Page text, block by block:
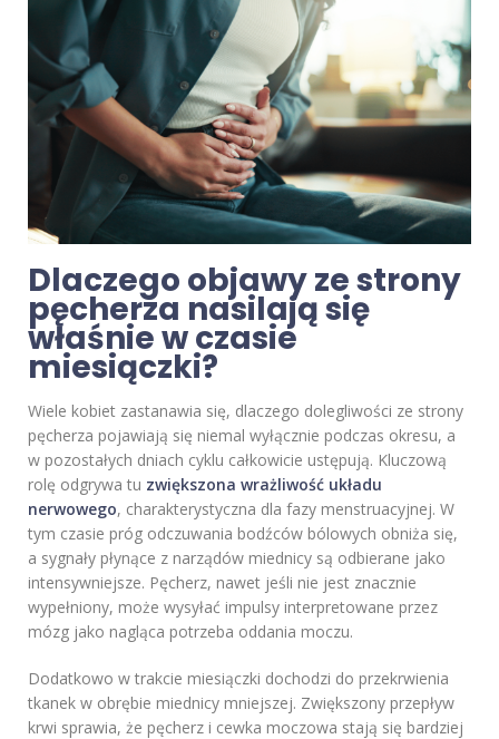
Dlaczego objawy ze strony
pęcherza nasilają się
właśnie w czasie
miesiączki?
Wiele kobiet zastanawia się, dlaczego dolegliwości ze strony
pęcherza pojawiają się niemal wyłącznie podczas okresu, a
w pozostałych dniach cyklu całkowicie ustępują. Kluczową
rolę odgrywa tu zwiększona wrażliwość układu
nerwowego, charakterystyczna dla fazy menstruacyjnej. W
tym czasie próg odczuwania bodźców bólowych obniża się,
a sygnały płynące z narządów miednicy są odbierane jako
intensywniejsze. Pęcherz, nawet jeśli nie jest znacznie
wypełniony, może wysyłać impulsy interpretowane przez
mózg jako nagląca potrzeba oddania moczu.
Dodatkowo w trakcie miesiączki dochodzi do przekrwienia
tkanek w obrębie miednicy mniejszej. Zwiększony przepływ
krwi sprawia, że pęcherz i cewka moczowa stają się bardziej